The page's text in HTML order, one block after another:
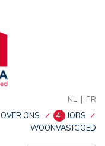
NL | FR
OVER ONS 4 JOBS
WOONVASTGOED